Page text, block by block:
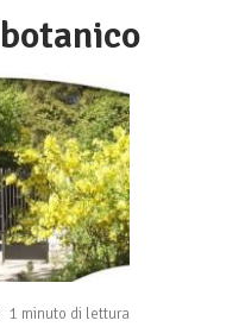
1 minuto di lettura